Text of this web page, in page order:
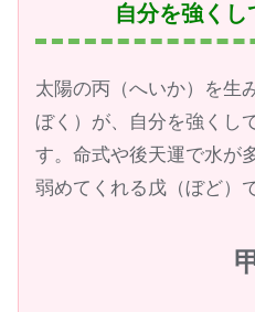
自分を強く
太陽の丙（へいか）を生
ぼく）が、自分を強くし
す。命式や後天運で水が
弱めてくれる戊（ぼど）